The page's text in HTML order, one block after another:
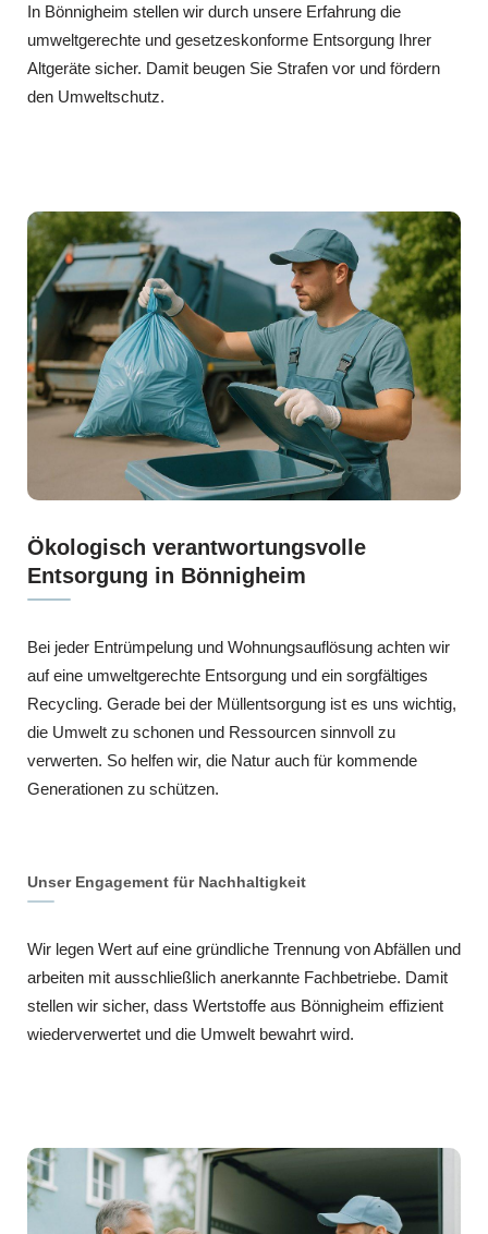
In Bönnigheim stellen wir durch unsere Erfahrung die
umweltgerechte und gesetzeskonforme Entsorgung Ihrer
Altgeräte sicher. Damit beugen Sie Strafen vor und fördern
den Umweltschutz.
Ökologisch verantwortungsvolle
Entsorgung in Bönnigheim
Bei jeder Entrümpelung und Wohnungsauflösung achten wir
auf eine umweltgerechte Entsorgung und ein sorgfältiges
Recycling. Gerade bei der Müllentsorgung ist es uns wichtig,
die Umwelt zu schonen und Ressourcen sinnvoll zu
verwerten. So helfen wir, die Natur auch für kommende
Generationen zu schützen.
Unser Engagement für Nachhaltigkeit
Wir legen Wert auf eine gründliche Trennung von Abfällen und
arbeiten mit ausschließlich anerkannte Fachbetriebe. Damit
stellen wir sicher, dass Wertstoffe aus Bönnigheim effizient
wiederverwertet und die Umwelt bewahrt wird.